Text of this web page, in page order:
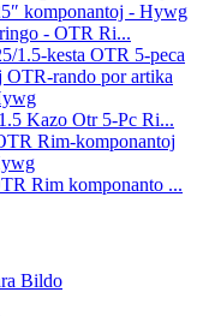
- OTR Ri...
Kazo Otr 5-Pc Ri...
Rim komponanto ...